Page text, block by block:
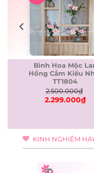
Bình Hoa Mộc
Hồng Cắm Kiểu
TT1804
2.500.000₫
Original
2.299.000₫
Current
KINH NGHIỆM